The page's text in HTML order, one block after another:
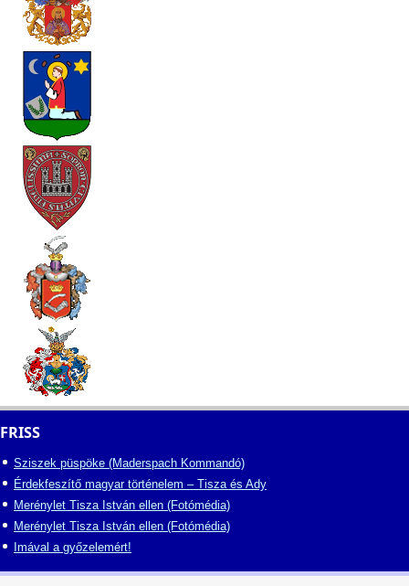
FRISS
Sziszek püspöke (Maderspach Kommandó)
Érdekfeszítő magyar történelem – Tisza és Ady
Merénylet Tisza István ellen (Fotómédia)
Merénylet Tisza István ellen (Fotómédia)
Imával a győzelemért!